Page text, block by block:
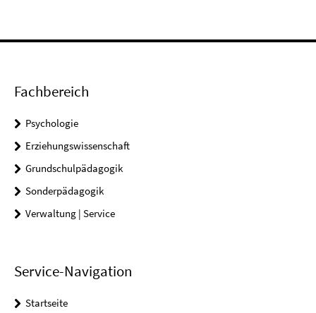
Fachbereich
Psychologie
Erziehungswissenschaft
Grundschulpädagogik
Sonderpädagogik
Verwaltung | Service
Service-Navigation
Startseite